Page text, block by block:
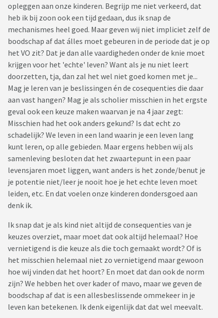
opleggen aan onze kinderen. Begrijp me niet verkeerd, dat
heb ik bij zoon ook een tijd gedaan, dus ik snap de
mechanismes heel goed. Maar geven wij niet impliciet zelf de
boodschap af dat álles moet gebeuren in de periode dat je op
het VO zit? Dat je dan alle vaardigheden onder de knie moet
krijgen voor het 'echte' leven? Want als je nu niet leert
doorzetten, tja, dan zal het wel niet goed komen met je...
Mag je leren van je beslissingen én de cosequenties die daar
aan vast hangen? Mag je als scholier misschien in het ergste
geval ook een keuze maken waarvan je na 4 jaar zegt:
Misschien had het ook anders gekund? Is dat echt zo
schadelijk? We leven in een land waarin je een leven lang
kunt leren, op alle gebieden. Maar ergens hebben wij als
samenleving besloten dat het zwaartepunt in een paar
levensjaren moet liggen, want anders is het zonde/benut je
je potentie niet/leer je nooit hoe je het echte leven moet
leiden, etc. En dat voelen onze kinderen dondersgoed aan
denk ik.
Ik snap dat je als kind niet altijd de consequenties van je
keuzes overziet, maar moet dat ook altijd helemaal? Hoe
vernietigend is die keuze als die toch gemaakt wordt? Of is
het misschien helemaal niet zo vernietigend maar gewoon
hoe wij vinden dat het hoort? En moet dat dan ook de norm
zijn? We hebben het over kader of mavo, maar we geven de
boodschap af dat is een allesbeslissende ommekeer in je
leven kan betekenen. Ik denk eigenlijk dat dat wel meevalt.